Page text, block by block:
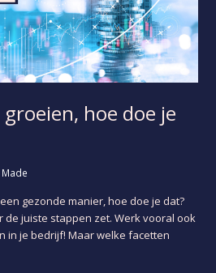
hoe doe je
gezonde manier, hoe doe je dat?
de juiste stappen zet. Werk vooral ook
in je bedrijf! Maar welke facetten